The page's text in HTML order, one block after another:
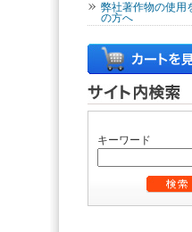
弊社著作物の使用
の方へ
キーワード